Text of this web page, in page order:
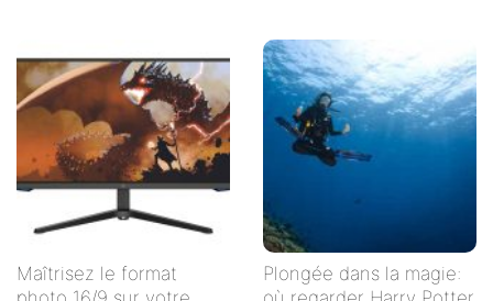
Maîtrisez le format
Plongée dans la magie: